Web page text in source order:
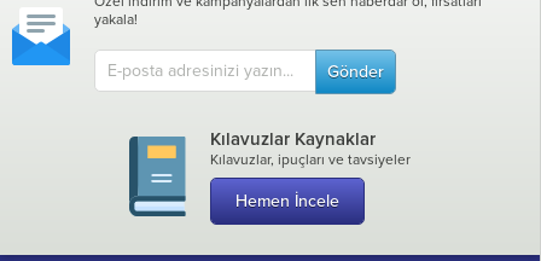
yakala!
Gönder
Kılavuzlar Kaynaklar
Kılavuzlar, ipuçları ve tavsiyeler
Hemen İncele